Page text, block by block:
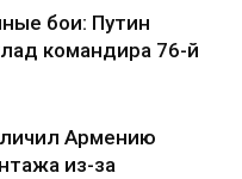
бои: Путин
командира 76-й
Армению
из-за